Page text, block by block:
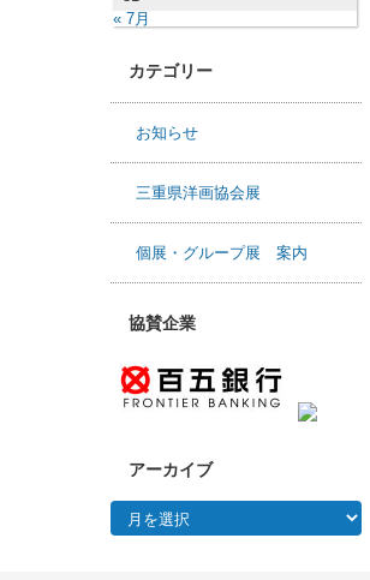
« 7月
カテゴリー
お知らせ
三重県洋画協会展
個展・グループ展 案内
協賛企業
アーカイブ
アーカイブ